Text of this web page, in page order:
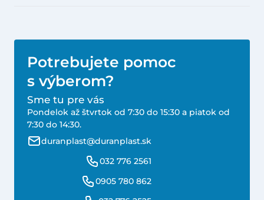
Potrebujete pomoc
s výberom?
Sme tu pre vás
Pondelok až štvrtok od 7:30 do 15:30 a piatok od
7:30 do 14:30.
duranplast@duranplast.sk
032 776 2561
0905 780 862